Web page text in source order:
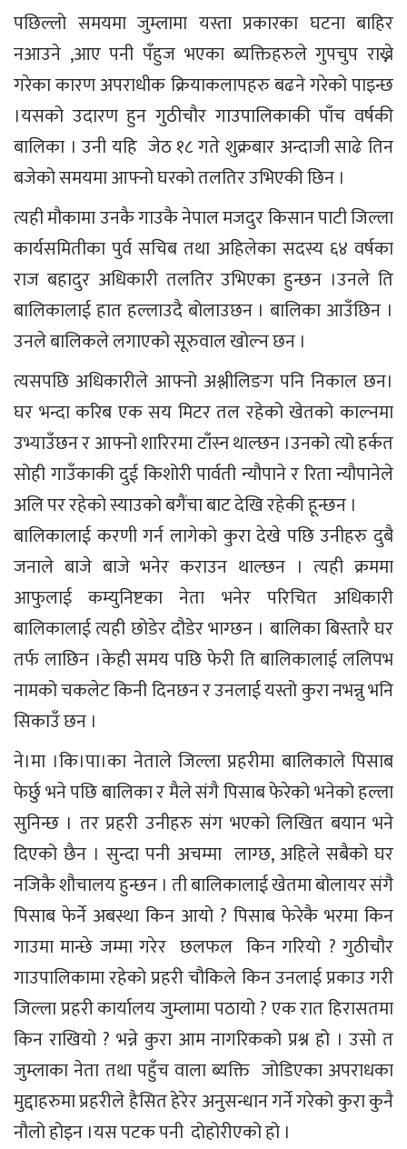
पछिल्लो समयमा जुम्लामा यस्ता प्रकारका घटना बाहिर
नआउने ,आए पनी पँहुज भएका ब्यक्तिहरुले गुपचुप राख्ने
गरेका कारण अपराधीक क्रियाकलापहरु बढने गरेको पाइन्छ
।यसको उदारण हुन गुठीचौर गाउपालिकाकी पाँच वर्षकी
बालिका । उनी यहि जेठ १८ गते शुक्रबार अन्दाजी साढे तिन
बजेको समयमा आफ्नो घरको तलतिर उभिएकी छिन ।
त्यही मौकामा उनकै गाउकै नेपाल मजदुर किसान पाटी जिल्ला
कार्यसमितीका पुर्व सचिब तथा अहिलेका सदस्य ६४ वर्षका
राज बहादुर अधिकारी तलतिर उभिएका हुन्छन ।उनले ति
बालिकालाई हात हल्लाउदै बोलाउछन । बालिका आउँछिन ।
उनले बालिकले लगाएको सूरुवाल खोल्न छन ।
त्यसपछि अधिकारीले आफ्नो अश्लीलिङग पनि निकाल छन।
घर भन्दा करिब एक सय मिटर तल रहेको खेतको काल्नमा
उभ्याउँछन र आफ्नो शारिरमा टाँस्न थाल्छन ।उनको त्यो हर्कत
सोही गाउँकाकी दुई किशोरी पार्वती न्यौपाने र रिता न्यौपानेले
अलि पर रहेको स्याउको बगैंचा बाट देखि रहेकी हून्छन ।
बालिकालाई करणी गर्न लागेको कुरा देखे पछि उनीहरु दुबै
जनाले बाजे बाजे भनेर कराउन थाल्छन । त्यही क्रममा
आफुलाई कम्युनिष्टका नेता भनेर परिचित अधिकारी
बालिकालाई त्यही छोडेर दौडेर भाग्छन । बालिका बिस्तारै घर
तर्फ लाछिन ।केही समय पछि फेरी ति बालिकालाई ललिपभ
नामको चकलेट किनी दिनछन र उनलाई यस्तो कुरा नभन्नु भनि
सिकाउँ छन ।
ने।मा ।कि।पा।का नेताले जिल्ला प्रहरीमा बालिकाले पिसाब
फेर्छु भने पछि बालिका र मैले संगै पिसाब फेरेको भनेको हल्ला
सुनिन्छ । तर प्रहरी उनीहरु संग भएको लिखित बयान भने
दिएको छैन । सुन्दा पनी अचम्मा लाग्छ, अहिले सबैको घर
नजिकै शौचालय हुन्छन । ती बालिकालाई खेतमा बोलायर संगै
पिसाब फेर्ने अबस्था किन आयो ? पिसाब फेरेकै भरमा किन
गाउमा मान्छे जम्मा गरेर छलफल किन गरियो ? गुठीचौर
गाउपालिकामा रहेको प्रहरी चौकिले किन उनलाई प्रकाउ गरी
जिल्ला प्रहरी कार्यालय जुम्लामा पठायो ? एक रात हिरासतमा
किन राखियो ? भन्ने कुरा आम नागरिकको प्रश्न हो । उसो त
जुम्लाका नेता तथा पहुँच वाला ब्यक्ति जोडिएका अपराधका
मुद्दाहरुमा प्रहरीले हैसित हेरेर अनुसन्धान गर्ने गरेको कुरा कुनै
नौलो होइन ।यस पटक पनी दोहोरीएको हो ।